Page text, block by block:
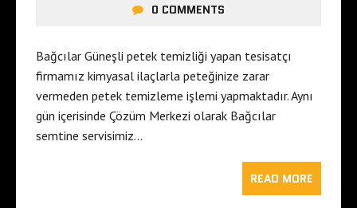
0 COMMENTS
Bağcılar Güneşli petek temizliği yapan tesisatçı
firmamız kimyasal ilaçlarla peteğinize zarar
vermeden petek temizleme işlemi yapmaktadır. Aynı
gün içerisinde Çözüm Merkezi olarak Bağcılar
semtine servisimiz…
READ MORE